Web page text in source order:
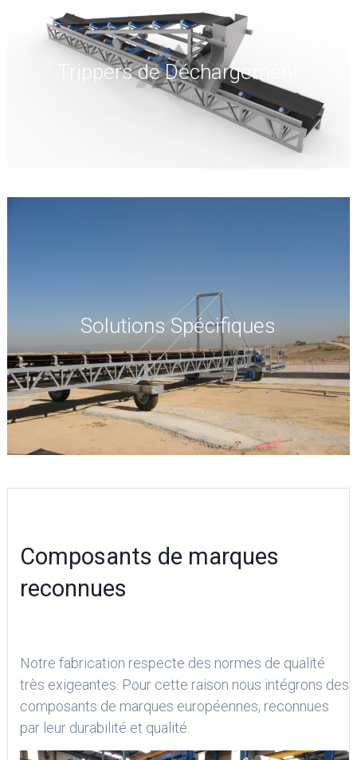
Trippers de Déchargement
Solutions Spécifiques
Composants de marques
reconnues
Notre fabrication respecte des normes de qualité
très exigeantes. Pour cette raison nous intégrons des
composants de marques européennes, reconnues
par leur durabilité et qualité.